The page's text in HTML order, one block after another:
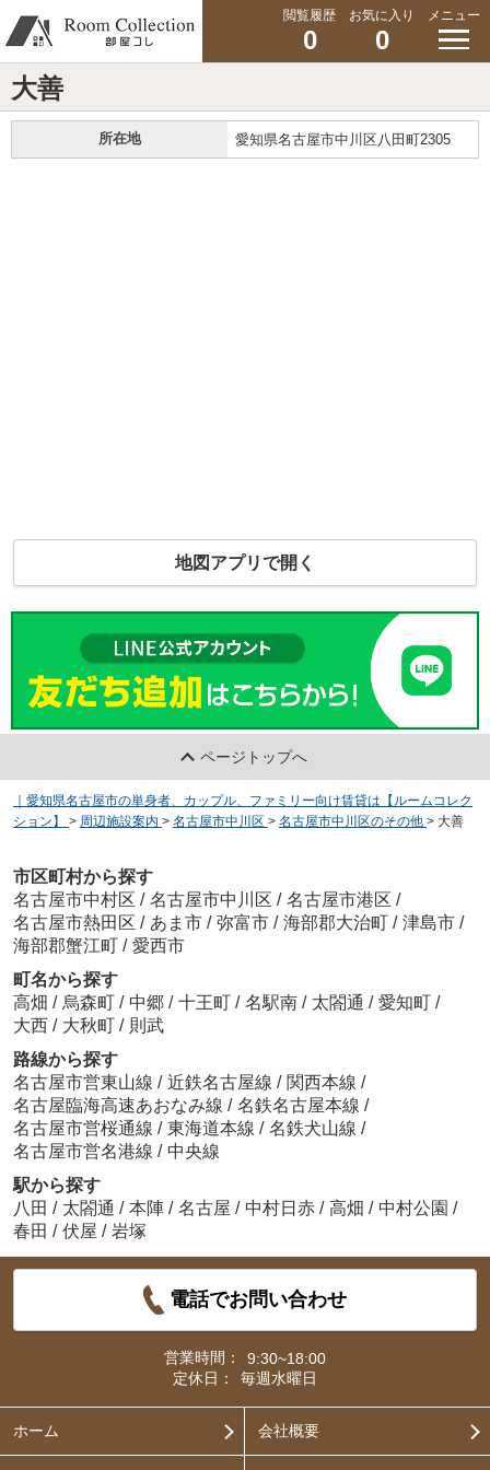
閲覧履歴
0
お気に入り
0
メニュー
大善
所在地 愛知県名古屋市中川区八田町2305
地図アプリで開く
ページトップへ
｜愛知県名古屋市の単身者、カップル、ファミリー向け賃貸は【ルームコレク
ション】
> 周辺施設案内 > 名古屋市中川区 > 名古屋市中川区のその他 > 大善
市区町村から探す
名古屋市中村区 / 名古屋市中川区 / 名古屋市港区 /
名古屋市熱田区 / あま市 / 弥富市 / 海部郡大治町 / 津島市 /
海部郡蟹江町 / 愛西市
町名から探す
高畑 / 烏森町 / 中郷 / 十王町 / 名駅南 / 太閤通 / 愛知町 /
大西 / 大秋町 / 則武
路線から探す
名古屋市営東山線 / 近鉄名古屋線 / 関西本線 /
名古屋臨海高速あおなみ線 / 名鉄名古屋本線 /
名古屋市営桜通線 / 東海道本線 / 名鉄犬山線 /
名古屋市営名港線 / 中央線
駅から探す
八田 / 太閤通 / 本陣 / 名古屋 / 中村日赤 / 高畑 / 中村公園 /
春田 / 伏屋 / 岩塚
電話でお問い合わせ
営業時間：
9:30~18:00
定休日：
毎週水曜日
ホーム 会社概要